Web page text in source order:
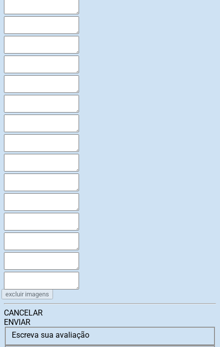
excluir imagens
CANCELAR
ENVIAR
Escreva sua avaliação